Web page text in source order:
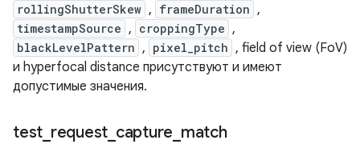
rollingShutterSkew , frameDuration ,
timestampSource , croppingType ,
blackLevelPattern , pixel_pitch , field of view (FoV)
и hyperfocal distance присутствуют и имеют
допустимые значения.
test request capture match